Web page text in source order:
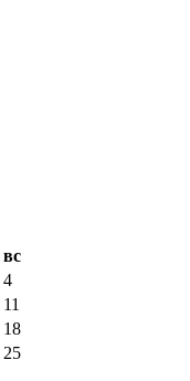
вс
4
11
18
25